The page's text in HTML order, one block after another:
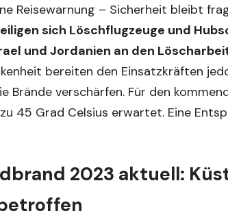
Reisewarnung – Sicherheit bleibt
sich Löschflugzeuge und
und Jordanien an den
bereiten den Einsatzkräften
Brände verschärfen. Für den
45 Grad Celsius erwartet. Eine
2023 aktuell: